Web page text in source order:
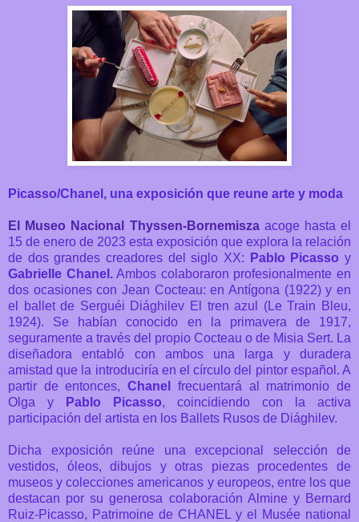
Picasso/Chanel, una exposición que reune arte y moda
El Museo Nacional Thyssen-Bornemisza acoge hasta el
15 de enero de 2023 esta exposición que explora la relación
de dos grandes creadores del siglo XX:
Pablo Picasso y
Gabrielle Chanel.Ambos colaboraron profesionalmente en
dos ocasiones con Jean Cocteau: en Antígona (1922) y en
el ballet de Serguéi Diághilev El tren azul (Le Train Bleu,
1924). Se habían conocido en la primavera de 1917,
seguramente a través del propio Cocteau o de Misia Sert. La
diseñadora entabló con ambos una larga y duradera
amistad que la introduciría en el círculo del pintor español. A
partir de entonces,Chanel frecuentará al matrimonio de
Olga y
Pablo Picasso, coincidiendo con la activa
participación del artista en los Ballets Rusos de Diághilev.
Dicha exposición reúne una excepcional selección de
vestidos, óleos, dibujos y otras piezas procedentes de
museos y colecciones americanos y europeos, entre los que
destacan por su generosa colaboración Almine y Bernard
Ruiz-Picasso, Patrimoine de CHANEL y el Musée national